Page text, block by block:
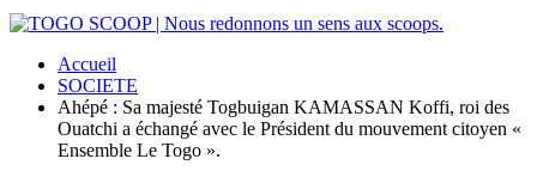
Accueil
SOCIETE
Ahépé : Sa majesté Togbuigan KAMASSAN Koffi, roi des
Ouatchi a échangé avec le Président du mouvement citoyen «
Ensemble Le Togo ».